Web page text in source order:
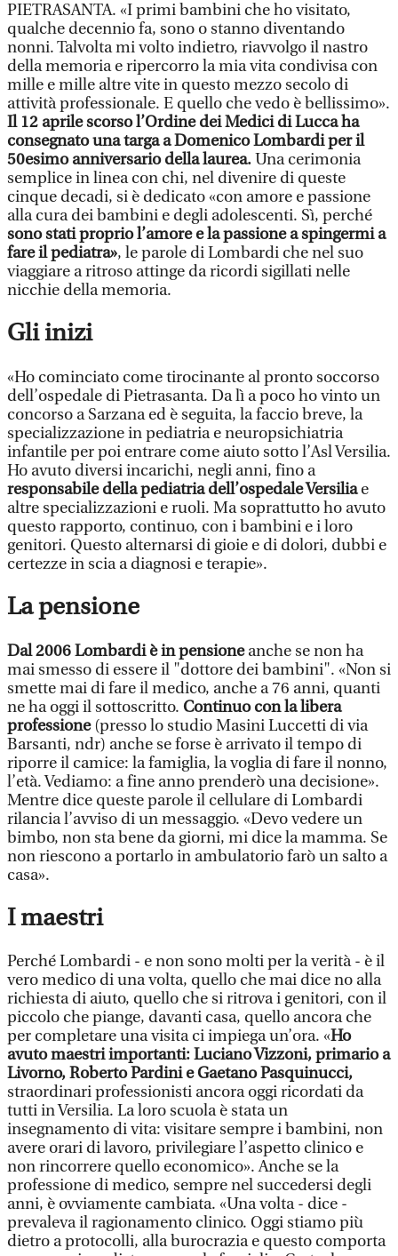
PIETRASANTA. «I primi bambini che ho visitato,
qualche decennio fa, sono o stanno diventando
nonni. Talvolta mi volto indietro, riavvolgo il nastro
della memoria e ripercorro la mia vita condivisa con
mille e mille altre vite in questo mezzo secolo di
attività professionale. E quello che vedo è bellissimo».
Il 12 aprile scorso l’Ordine dei Medici di Lucca ha
consegnato una targa a Domenico Lombardi per il
50esimo anniversario della laurea.Una cerimonia
semplice in linea con chi, nel divenire di queste
cinque decadi, si è dedicato «con amore e passione
alla cura dei bambini e degli adolescenti. Sì, perché
sono stati proprio l’amore e la passione a spingermi a
fare il pediatra», le parole di Lombardi che nel suo
viaggiare a ritroso attinge da ricordi sigillati nelle
nicchie della memoria.
Gli inizi
«Ho cominciato come tirocinante al pronto soccorso
dell’ospedale di Pietrasanta. Da lì a poco ho vinto un
concorso a Sarzana ed è seguita, la faccio breve, la
specializzazione in pediatria e neuropsichiatria
infantile per poi entrare come aiuto sotto l’Asl Versilia.
Ho avuto diversi incarichi, negli anni, fino a
responsabile della pediatria dell’ospedale Versiliae
altre specializzazioni e ruoli. Ma soprattutto ho avuto
questo rapporto, continuo, con i bambini e i loro
genitori. Questo alternarsi di gioie e di dolori, dubbi e
certezze in scia a diagnosi e terapie».
La pensione
Dal 2006 Lombardi è in pensioneanche se non ha
mai smesso di essere il "dottore dei bambini". «Non si
smette mai di fare il medico, anche a 76 anni, quanti
ne ha oggi il sottoscritto. Continuo con la libera
professione(presso lo studio Masini Luccetti di via
Barsanti, ndr) anche se forse è arrivato il tempo di
riporre il camice: la famiglia, la voglia di fare il nonno,
l’età. Vediamo: a fine anno prenderò una decisione».
Mentre dice queste parole il cellulare di Lombardi
rilancia l’avviso di un messaggio. «Devo vedere un
bimbo, non sta bene da giorni, mi dice la mamma. Se
non riescono a portarlo in ambulatorio farò un salto a
casa».
I maestri
Perché Lombardi - e non sono molti per la verità - è il
vero medico di una volta, quello che mai dice no alla
richiesta di aiuto, quello che si ritrova i genitori, con il
piccolo che piange, davanti casa, quello ancora che
per completare una visita ci impiega un’ora. «Ho
avuto maestri importanti: Luciano Vizzoni, primario a
Livorno, Roberto Pardini e Gaetano Pasquinucci,
straordinari professionisti ancora oggi ricordati da
tutti in Versilia. La loro scuola è stata un
insegnamento di vita: visitare sempre i bambini, non
avere orari di lavoro, privilegiare l’aspetto clinico e
non rincorrere quello economico». Anche se la
professione di medico, sempre nel succedersi degli
anni, è ovviamente cambiata. «Una volta - dice -
prevaleva il ragionamento clinico. Oggi stiamo più
dietro a protocolli, alla burocrazia e questo comporta